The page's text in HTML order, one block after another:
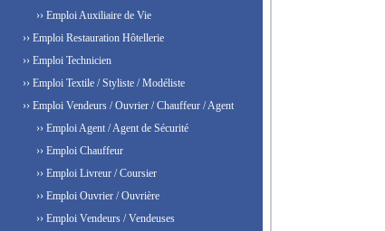
›› Emploi Auxiliaire de Vie
›› Emploi Restauration Hôtellerie
›› Emploi Technicien
›› Emploi Textile / Styliste / Modéliste
›› Emploi Vendeurs / Ouvrier / Chauffeur / Agent
›› Emploi Agent / Agent de Sécurité
›› Emploi Chauffeur
›› Emploi Livreur / Coursier
›› Emploi Ouvrier / Ouvrière
›› Emploi Vendeurs / Vendeuses